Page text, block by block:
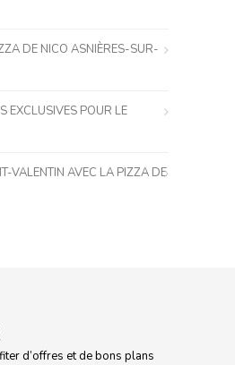
DE NICO ASNIÈRES-SUR-
EXCLUSIVES POUR LE
VALENTIN AVEC LA PIZZA DE
d’offres et de bons plans